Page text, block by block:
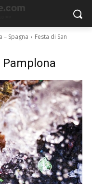
– Spagna
Festa di San